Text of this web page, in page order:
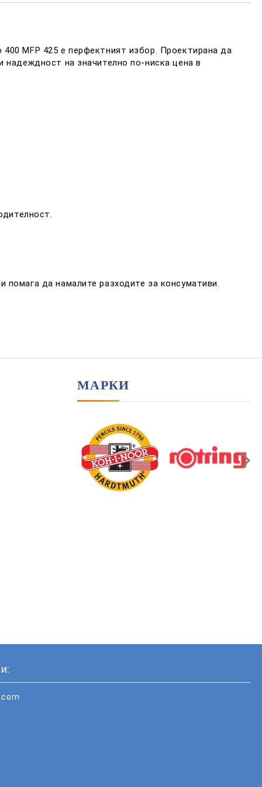
MFP 425 е перфектният избор. Проектирана да
надеждност на значително по-ниска цена в
да намалите разходите за консумативи.
МАРКИ